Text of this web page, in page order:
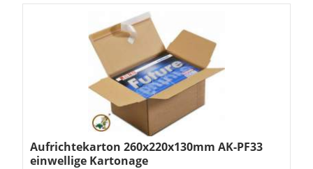
Aufrichtekarton 260x220x130mm AK-PF33
einwellige Kartonage